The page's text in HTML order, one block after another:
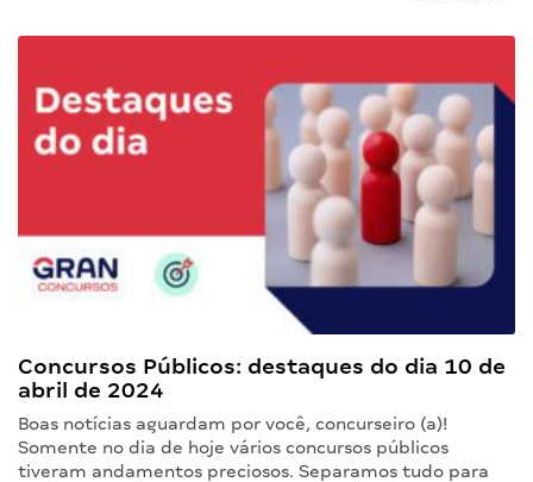
Concursos Públicos: destaques do dia 10 de
abril de 2024
Boas notícias aguardam por você, concurseiro (a)!
Somente no dia de hoje vários concursos públicos
tiveram andamentos preciosos. Separamos tudo para